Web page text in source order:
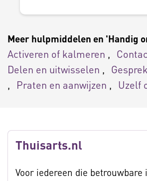
Meer hulpmiddelen en 'Handig
Activeren of kalmeren
Delen en uitwisselen
Praten en aanwijzen
Uzelf
Thuisarts.nl
Voor iedereen die